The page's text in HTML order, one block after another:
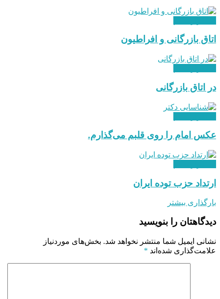
اتاق بازرگانی و افراطیون
در اتاق بازرگانی
عکس امام را روی قلبم می‌گذارم.
ارتداد حزب توده ایران
بارگذاری بیشتر
دیدگاهتان را بنویسید
نشانی ایمیل شما منتشر نخواهد شد. بخش‌های موردنیاز
علامت‌گذاری شده‌اند *